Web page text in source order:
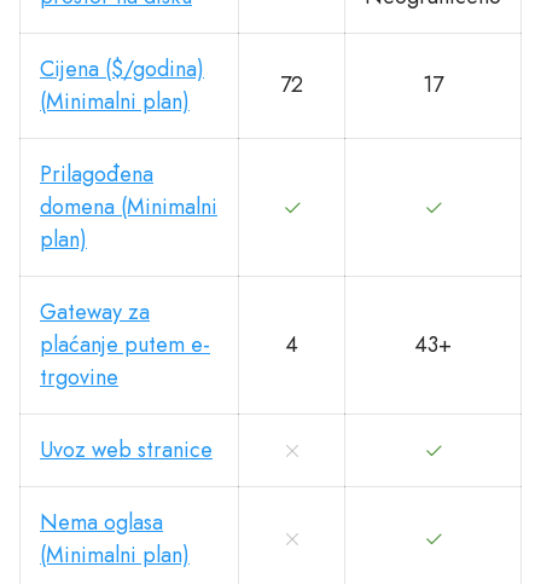
Cijena ($/godina)
(Minimalni plan)
72 17
Prilagođena
domena (Minimalni
plan)
Gateway za
plaćanje putem e-
trgovine
4 43+
Uvoz web stranice
Nema oglasa
(Minimalni plan)